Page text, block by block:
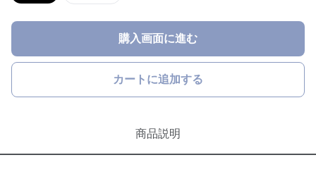
購入画面に進む
カートに追加する
商品説明